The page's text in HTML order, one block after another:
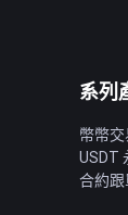
系列
幣幣交
USDT
合約跟